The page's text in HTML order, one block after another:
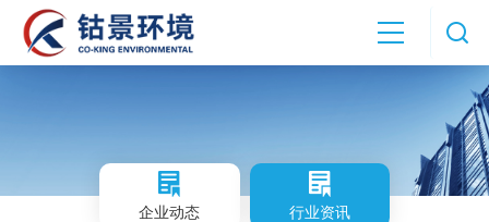
企业动态 行业资讯